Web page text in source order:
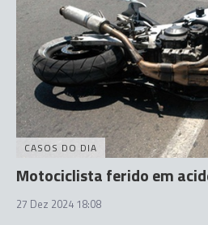
CASOS DO DIA
Motociclista ferido em
27 Dez 2024 18:08